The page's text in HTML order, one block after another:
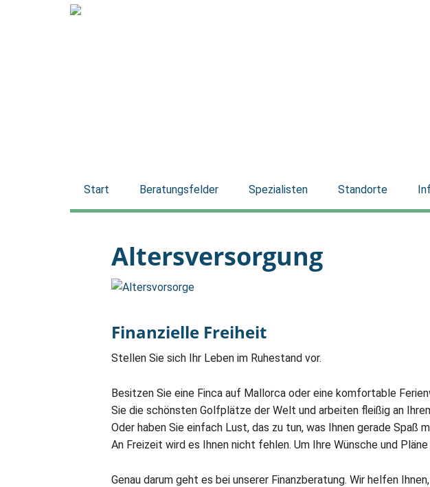
Start Beratungsfelder Spezialisten Standorte
Altersversorgung
Finanzielle Freiheit
Stellen Sie sich Ihr Leben im Ruhestand vor.
Besitzen Sie eine Finca auf Mallorca oder eine komfortable
Sie die schönsten Golfplätze der Welt und arbeiten fleißig an
Oder haben Sie einfach Lust, das zu tun, was Ihnen gerade Spaß
An Freizeit wird es Ihnen nicht fehlen. Um Ihre Wünsche und
Genau darum geht es bei unserer Finanzberatung. Wir helfen